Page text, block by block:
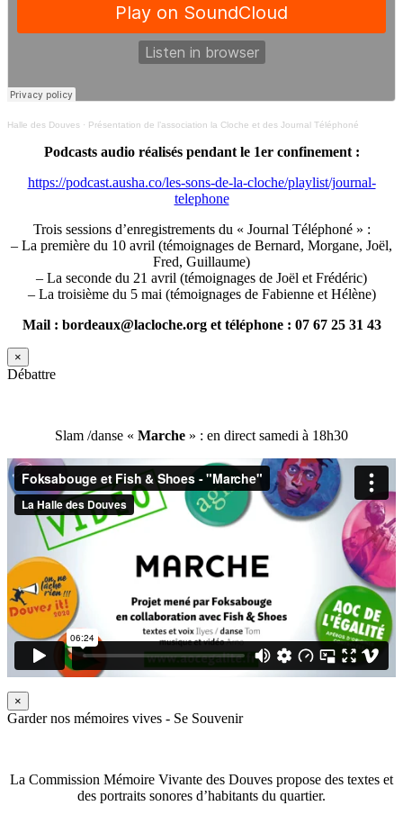
Halle des Douves · Présentation de l’association la Cloche et des Journal Téléphoné
Podcasts audio réalisés pendant le 1er confinement :
https://podcast.ausha.co/les-sons-de-la-cloche/playlist/journal-
telephone
Trois sessions d’enregistrements du « Journal Téléphoné » :
– La première du 10 avril (témoignages de Bernard, Morgane, Joël,
Fred, Guillaume)
– La seconde du 21 avril (témoignages de Joël et Frédéric)
– La troisième du 5 mai (témoignages de Fabienne et Hélène)
Mail : bordeaux@lacloche.org et téléphone : 07 67 25 31 43
×
Débattre
Slam /danse « Marche » : en direct samedi à 18h30
×
Garder nos mémoires vives - Se Souvenir
La Commission Mémoire Vivante des Douves propose des textes et
des portraits sonores d’habitants du quartier.